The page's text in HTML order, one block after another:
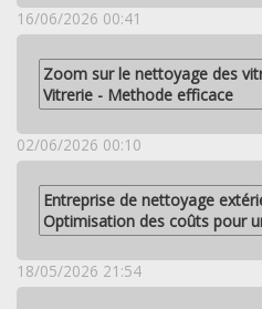
16/06/2026 00:41
Zoom sur le nettoyage des
Vitrerie - Methode efficace
02/06/2026 00:10
Entreprise de nettoyage
Optimisation des coûts pour
18/05/2026 21:54